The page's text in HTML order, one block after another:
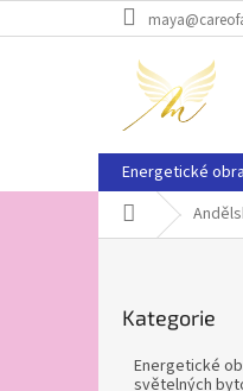
na
Energetické
Domů
kategorie
Kategorie
Energetické
světelných